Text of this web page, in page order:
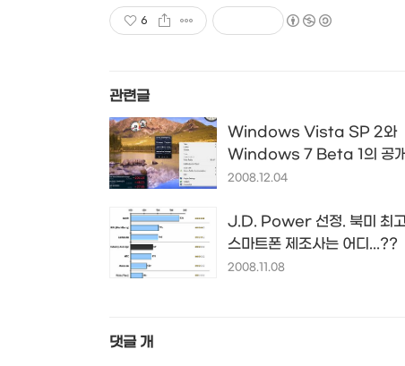
6
관련글
Windows Vista SP 2와
Windows 7 Beta 1의 공
이 정해지다...
2008.12.04
J.D. Power 선정. 북미 최고
스마트폰 제조사는 어디...??
2008.11.08
댓글 개